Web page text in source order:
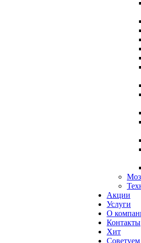
Акции
Услуги
О
Контакты
Хит
Советуем